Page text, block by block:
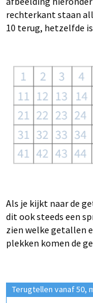
rechterkant staan
10 terug, hetzelfde
Als je kijkt naar de
dit ook steeds een
zien welke getallen
plekken komen de
Terugtellen vanaf 50,